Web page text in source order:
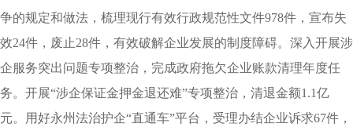
争的规定和做法，梳理现行有效行政规范性文件978件，宣布失
效24件，废止28件，有效破解企业发展的制度障碍。深入开展涉
企服务突出问题专项整治，完成政府拖欠企业账款清理年度任
务。开展“涉企保证金押金退还难”专项整治，清退金额1.1亿
元。用好永州法治护企“直通车”平台，受理办结企业诉求67件，